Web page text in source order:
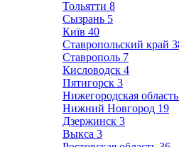
Тольятти 8
Сызрань 5
Київ 40
Ставропольский край
Ставрополь 7
Кисловодск 4
Пятигорск 3
Нижегородская область
Нижний Новгород 19
Дзержинск 3
Выкса 3